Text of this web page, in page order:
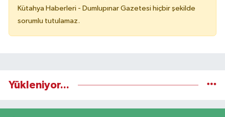
Kütahya Haberleri - Dumlupınar Gazetesi hiçbir şekilde
sorumlu tutulamaz.
Yükleniyor...